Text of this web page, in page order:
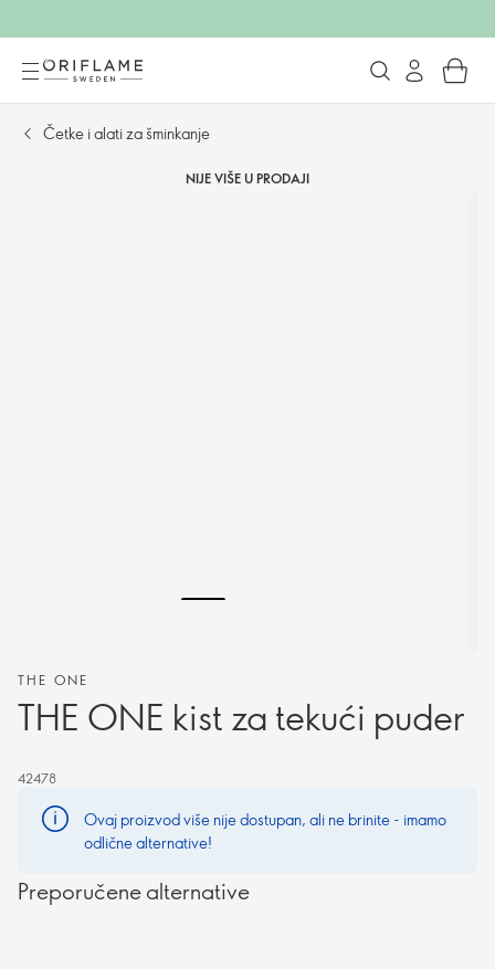
Četke i alati za šminkanje
NIJE VIŠE U PRODAJI
THE ONE
THE ONE kist za tekući puder
42478
Ovaj proizvod više nije dostupan, ali ne brinite - imamo
odlične alternative!
Preporučene alternative